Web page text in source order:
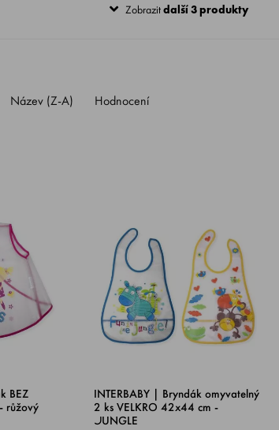
Zobrazitdalší 3 produkty
Název (Z-A) Hodnocení
BEZ
růžový
INTERBABY | Bryndák omyvatelný
2 ks VELKRO 42x44 cm -
JUNGLE